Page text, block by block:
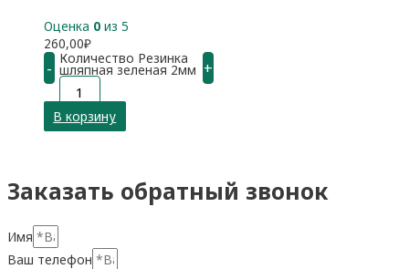
Оценка 0 из 5
260,00₽
- Количество Резинка
шляпная зеленая 2мм +
В корзину
Заказать обратный звонок
Имя
Ваш телефон